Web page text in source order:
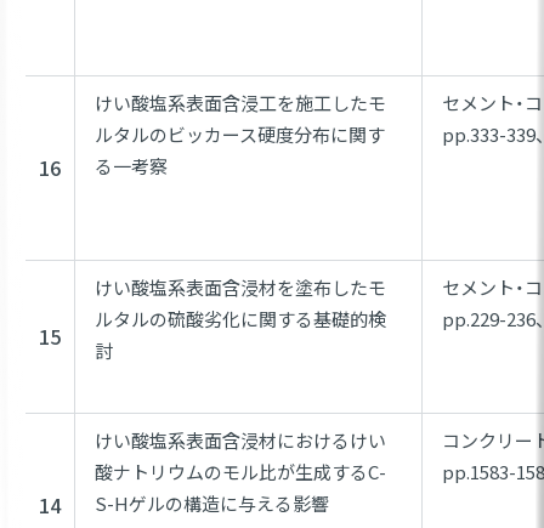
16
けい酸塩系表面含浸工を施工したモ
ルタルのビッカース硬度分布に関す
る一考察
セメント・
pp.333-339
15
けい酸塩系表面含浸材を塗布したモ
ルタルの硫酸劣化に関する基礎的検
討
セメント・
pp.229-236
14
けい酸塩系表面含浸材におけるけい
酸ナトリウムのモル比が生成するC-
S-Hゲルの構造に与える影響
コンクリー
pp.1583-